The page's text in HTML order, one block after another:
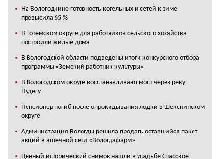
На Вологодчине готовность котельных и сетей к зиме
превысила 65 %
В Тотемском округе для работников сельского хозяйства
построили жилые дома
В Вологодской области подведены итоги конкурсного отбора
программы «Земский работник культуры»
В Вологодском округе восстанавливают мост через реку
Пудегу
Пенсионер погиб после опрокидывания лодки в Шекснинском
округе
Администрация Вологды решила продать оставшийся пакет
акций в аптечной сети «Вологдафарм»
Ценный исторический снимок нашли в усадьбе Спасское-